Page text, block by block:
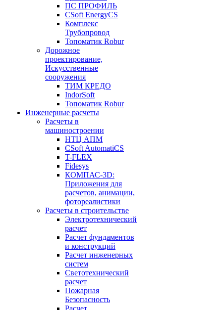
ПС ПРОФИЛЬ
CSoft EnergyCS
Комплекс
Трубопровод
Топоматик Robur
Дорожное
проектирование,
Искусственные
сооружения
ТИМ КРЕДО
IndorSoft
Топоматик Robur
Инженерные расчеты
Расчеты в
машиностроении
НТЦ АПМ
CSoft AutomatiCS
T-FLEX
Fidesys
КОМПАС-3D:
Приложения для
расчетов, анимации,
фотореалистики
Расчеты в строительстве
Электротехнический
расчет
Расчет фундаментов
и конструкций
Расчет инженерных
систем
Светотехнический
расчет
Пожарная
Безопасность
Расчет